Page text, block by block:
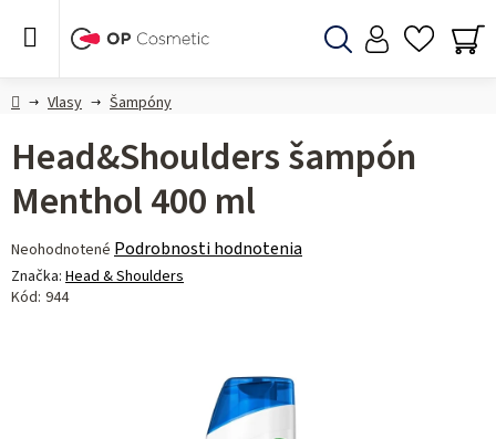
DomovVlasy Šampóny
Head&Shoulders šampón
Menthol 400 ml
Priemerné
hodnotenie
produktu
Neohodnotené Podrobnosti hodnotenia
Značka: Head & Shoulders
Kód: 944